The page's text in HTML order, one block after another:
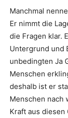
Manchmal
Er nimmt die
die Fragen klar.
Untergrund und
unbedingten Ja
Menschen
deshalb ist er
Menschen nach
Kraft aus diesen